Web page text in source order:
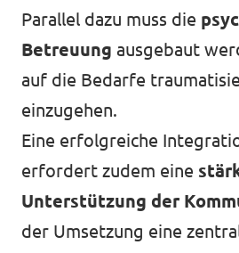
Parallel dazu muss die
Betreuung ausgebaut
auf die Bedarfe
einzugehen.
Eine erfolgreiche
erfordert zudem eine
Unterstützung der
der Umsetzung eine